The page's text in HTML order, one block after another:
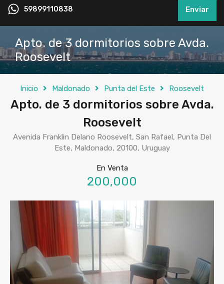
59899110838 Enviar
Apto. de 3 dormitorios sobre Avda.
Roosevelt
Inicio Maldonado Punta del Este Roosevelt
Apto. de 3 dormitorios sobre Avda.
Roosevelt
Avenida Franklin Delano Roosevelt, San Rafael, Punta Del
Este, Maldonado, 20100, Uruguay
En Venta
200,000